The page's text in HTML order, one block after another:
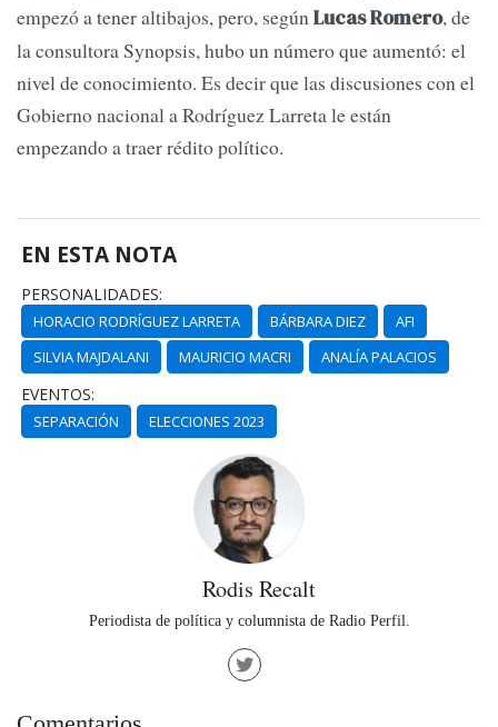
empezó a tener altibajos, pero, segúnLucas Romero, de
la consultora Synopsis, hubo un número que aumentó: el
nivel de conocimiento. Es decir que las discusiones con el
Gobierno nacional a Rodríguez Larreta le están
empezando a traer rédito político.
EN ESTA NOTA
PERSONALIDADES:
HORACIO RODRÍGUEZ LARRETA BÁRBARA DIEZ
AFI
SILVIA MAJDALANI
MAURICIO MACRI ANALÍA PALACIOS
EVENTOS:
SEPARACIÓN ELECCIONES 2023
Rodis Recalt
Periodista de política y columnista de Radio Perfil.